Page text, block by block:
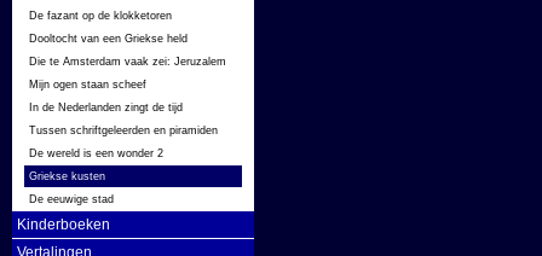
De fazant op de klokketoren
Dooltocht van een Griekse held
Die te Amsterdam vaak zei: Jeruzalem
Mijn ogen staan scheef
In de Nederlanden zingt de tijd
Tussen schriftgeleerden en piramiden
De wereld is een wonder 2
Griekse kusten
De eeuwige stad
Kinderboeken
Vertalingen